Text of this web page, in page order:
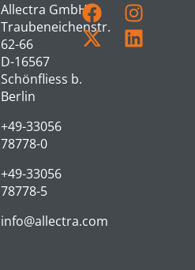
Allectra GmbH
Traubeneichenstr.
62-66
D-16567
Schönfliess b.
Berlin
+49-33056
78778-0
+49-33056
78778-5
info@allectra.com